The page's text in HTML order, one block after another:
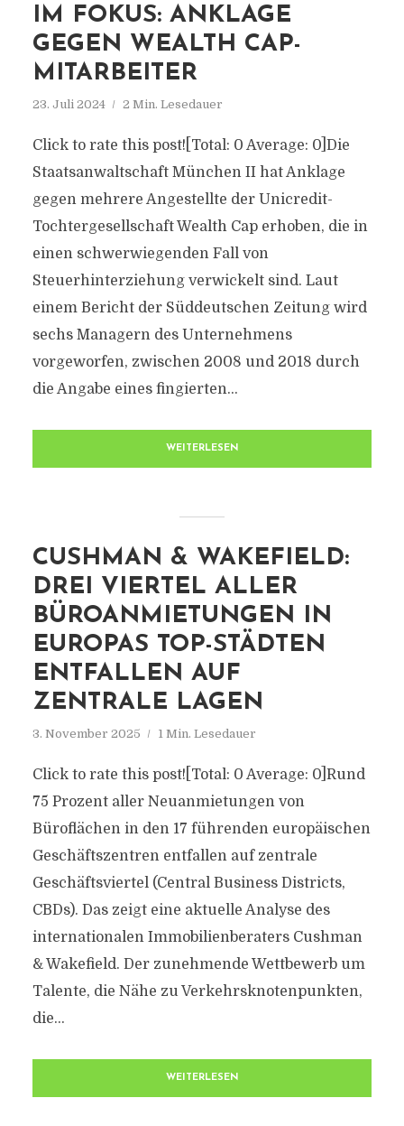
IM FOKUS: ANKLAGE
GEGEN WEALTH CAP-
MITARBEITER
23. Juli 2024 2 Min. Lesedauer
Click to rate this post![Total: 0 Average: 0]Die
Staatsanwaltschaft München II hat Anklage
gegen mehrere Angestellte der Unicredit-
Tochtergesellschaft Wealth Cap erhoben, die in
einen schwerwiegenden Fall von
Steuerhinterziehung verwickelt sind. Laut
einem Bericht der Süddeutschen Zeitung wird
sechs Managern des Unternehmens
vorgeworfen, zwischen 2008 und 2018 durch
die Angabe eines fingierten...
WEITERLESEN
CUSHMAN & WAKEFIELD:
DREI VIERTEL ALLER
BÜROANMIETUNGEN IN
EUROPAS TOP-STÄDTEN
ENTFALLEN AUF
ZENTRALE LAGEN
3. November 2025 1 Min. Lesedauer
Click to rate this post![Total: 0 Average: 0]Rund
75 Prozent aller Neuanmietungen von
Büroflächen in den 17 führenden europäischen
Geschäftszentren entfallen auf zentrale
Geschäftsviertel (Central Business Districts,
CBDs). Das zeigt eine aktuelle Analyse des
internationalen Immobilienberaters Cushman
& Wakefield. Der zunehmende Wettbewerb um
Talente, die Nähe zu Verkehrsknotenpunkten,
die...
WEITERLESEN